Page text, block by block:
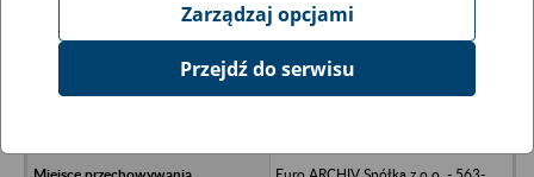
Ukryj wszystkie pozycje bazy
Rolnicza Spółdzielnia Produkcyjna
Zarządzaj opcjami
Przejdź do serwisu